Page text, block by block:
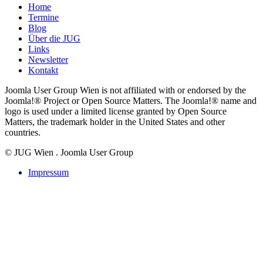
Home
Termine
Blog
Über die JUG
Links
Newsletter
Kontakt
Joomla User Group Wien is not affiliated with or endorsed by the
Joomla!® Project or Open Source Matters. The Joomla!® name and
logo is used under a limited license granted by Open Source
Matters, the trademark holder in the United States and other
countries.
© JUG Wien . Joomla User Group
Impressum